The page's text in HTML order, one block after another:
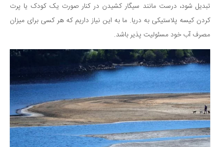
کتاب و کتاب‌خوانی
تاریخ
معماری
علمی
فناوری‌ها
نجوم و هوا فضا
زمین و محیط زیست
خودرو
سرگرمی
تبدیل شود، درست مانند سیگار کشیدن در کنار صورت یک کودک یا پرت
کردن کیسه پلاستیکی به دریا. ما به این نیاز داریم که هر کسی برای میزان
مصرف آب خود مسئولیت پذیر باشد.